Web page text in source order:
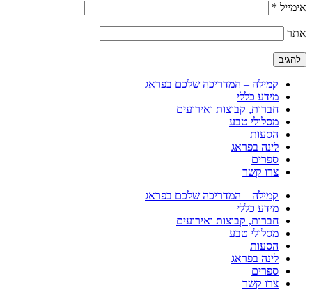
אימייל *
אתר
קמילה – המדריכה שלכם בפראג
מידע כללי
חברות, קבוצות ואירועים
מסלולי טבע
הסעות
לינה בפראג
ספרים
צרו קשר
קמילה – המדריכה שלכם בפראג
מידע כללי
חברות, קבוצות ואירועים
מסלולי טבע
הסעות
לינה בפראג
ספרים
צרו קשר